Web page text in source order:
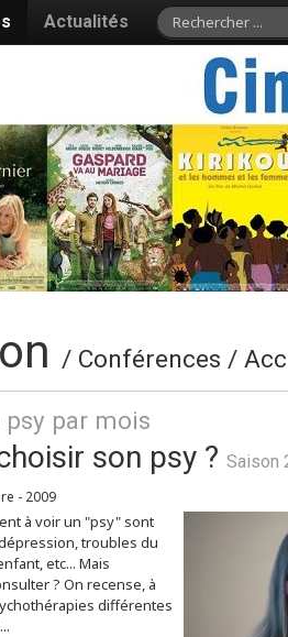
Actualités
/ Conférences /
psy par mois
son psy ? Saison
- 2009
à voir un "psy" sont
troubles du
etc... Mais
? On recense, à
différentes